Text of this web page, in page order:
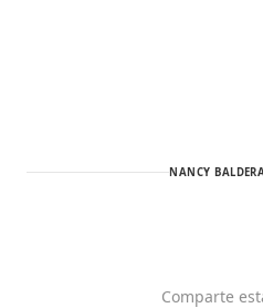
NANCY
Comparte